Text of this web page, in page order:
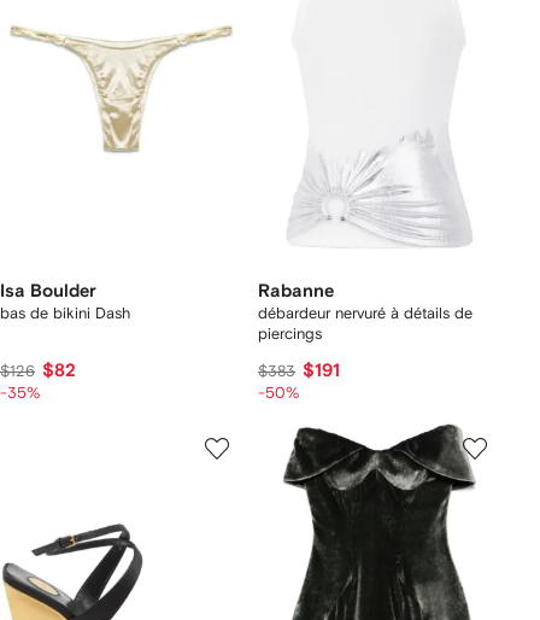
Isa Boulder
bas de bikini Dash
$126 $82
-35%
Rabanne
débardeur nervuré à détails de
piercings
$383 $191
-50%